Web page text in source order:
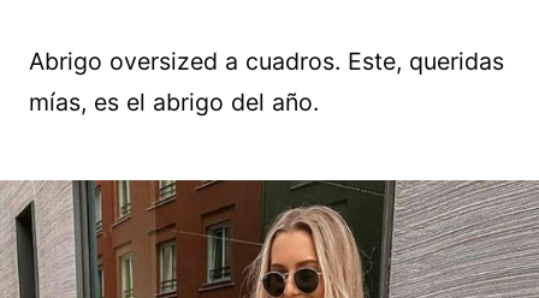
Abrigo oversized a cuadros. Este, queridas
mías, es el abrigo del año.